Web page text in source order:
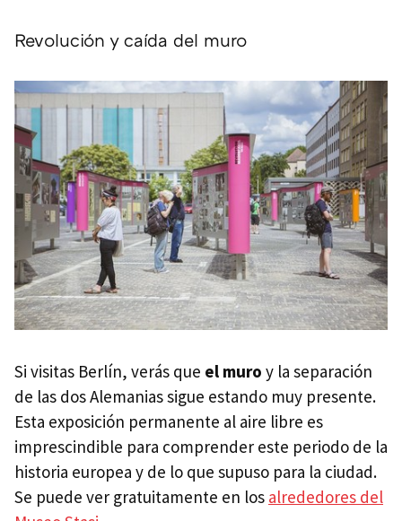
Revolución y caída del muro
Si visitas Berlín, verás que el muro y la separación
de las dos Alemanias sigue estando muy presente.
Esta exposición permanente al aire libre es
imprescindible para comprender este periodo de la
historia europea y de lo que supuso para la ciudad.
Se puede ver gratuitamente en los alrededores del